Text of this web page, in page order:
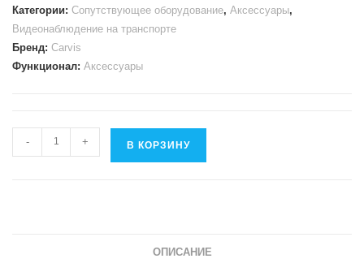
Категории: Сопутствующее оборудование, Аксессуары,
Видеонаблюдение на транспорте
Бренд: Carvis
Функционал: Аксессуары
Количество
товара
- + В КОРЗИНУ
ОПИСАНИЕ